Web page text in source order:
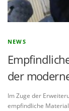
NEWS
der
Im Zuge der
empfindliche